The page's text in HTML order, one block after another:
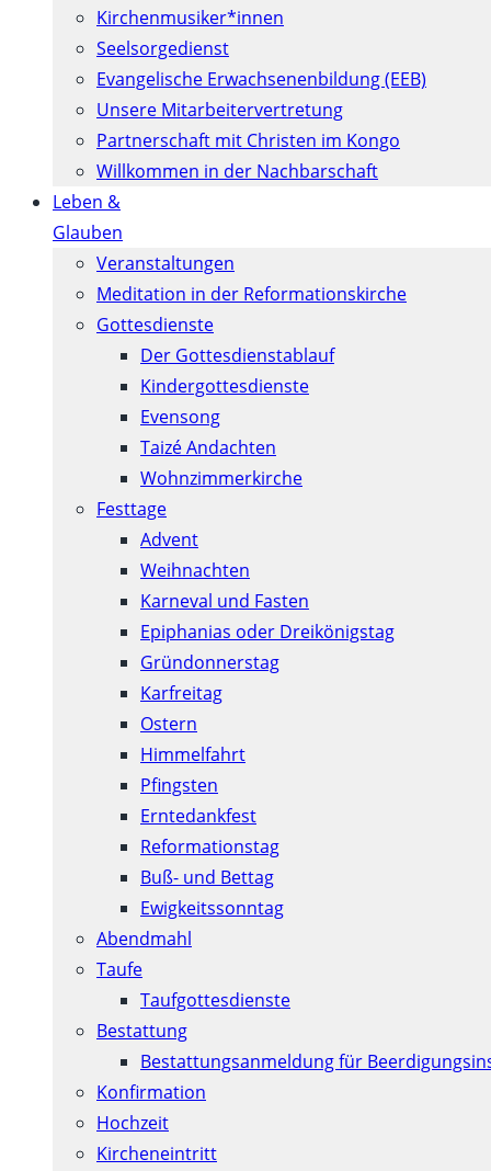
Kirchenmusiker*innen
Seelsorgedienst
Evangelische Erwachsenenbildung (EEB)
Unsere Mitarbeitervertretung
Partnerschaft mit Christen im Kongo
Willkommen in der Nachbarschaft
Leben &
Glauben
Veranstaltungen
Meditation in der Reformationskirche
Gottesdienste
Der Gottesdienstablauf
Kindergottesdienste
Evensong
Taizé Andachten
Wohnzimmerkirche
Festtage
Advent
Weihnachten
Karneval und Fasten
Epiphanias oder Dreikönigstag
Gründonnerstag
Karfreitag
Ostern
Himmelfahrt
Pfingsten
Erntedankfest
Reformationstag
Buß- und Bettag
Ewigkeitssonntag
Abendmahl
Taufe
Taufgottesdienste
Bestattung
Bestattungsanmeldung für
Konfirmation
Hochzeit
Kircheneintritt